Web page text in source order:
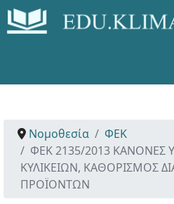
Νομοθεσία
ΦΕΚ
ΦΕΚ 2135/2013 ΚΑΝΟΝΕΣ
ΚΥΛΙΚΕΙΩΝ, ΚΑΘΟΡΙΣΜΟΣ
ΠΡΟΪΟΝΤΩΝ